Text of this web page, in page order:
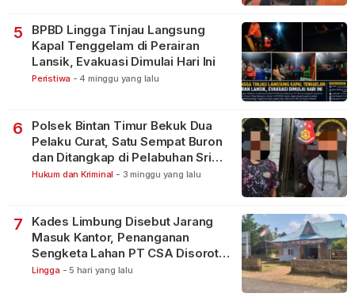
5
BPBD Lingga Tinjau Langsung
Kapal Tenggelam di Perairan
Lansik, Evakuasi Dimulai Hari Ini
Peristiwa - 4 minggu yang lalu
6
Polsek Bintan Timur Bekuk Dua
Pelaku Curat, Satu Sempat Buron
dan Ditangkap di Pelabuhan Sri
Bintan Pura
Hukum dan Kriminal - 3 minggu yang lalu
7
Kades Limbung Disebut Jarang
Masuk Kantor, Penanganan
Sengketa Lahan PT CSA Disorot
Warga
Lingga - 5 hari yang lalu